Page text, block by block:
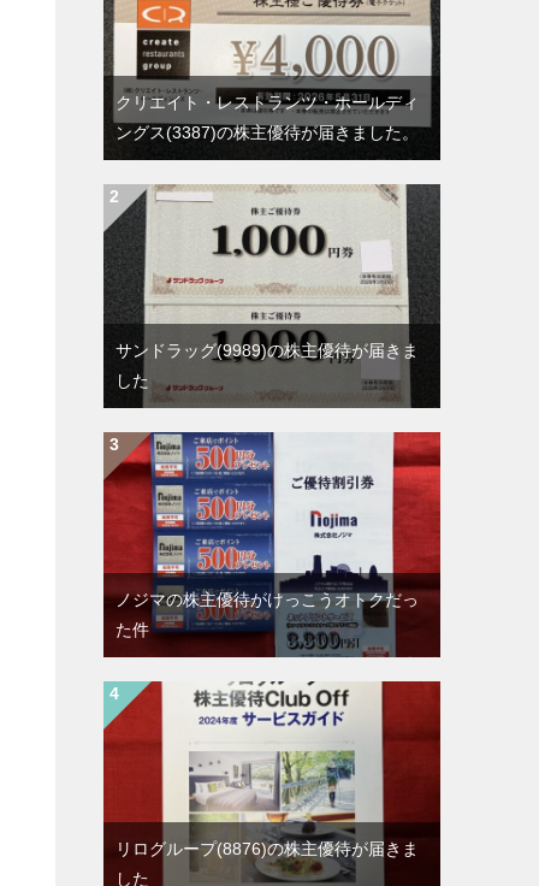
クリエイト・レストランツ・ホールディ
ングス(3387)の株主優待が届きました。
サンドラッグ(9989)の株主優待が届きま
した
ノジマの株主優待がけっこうオトクだっ
た件
リログループ(8876)の株主優待が届きま
した